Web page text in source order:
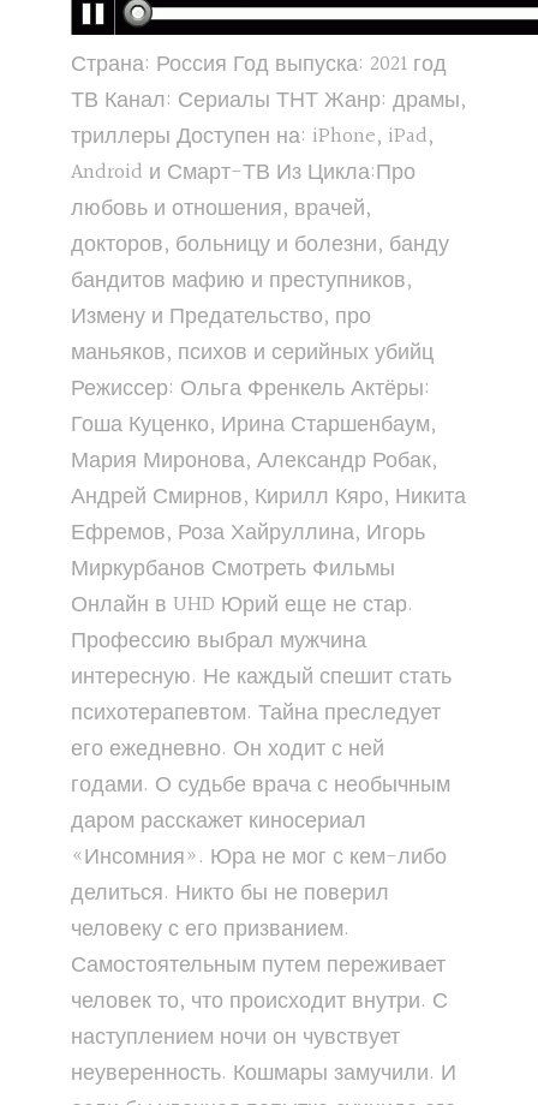
Страна: Россия Год выпуска: 2021 год
ТВ Канал: Сериалы ТНТ Жанр: драмы,
триллеры Доступен на: iPhone, iPad,
Android и Смарт-ТВ Из Цикла:Про
любовь и отношения, врачей,
докторов, больницу и болезни, банду
бандитов мафию и преступников,
Измену и Предательство, про
маньяков, психов и серийных убийц
Режиссер: Ольга Френкель Актёры:
Гоша Куценко, Ирина Старшенбаум,
Мария Миронова, Александр Робак,
Андрей Смирнов, Кирилл Кяро, Никита
Ефремов, Роза Хайруллина, Игорь
Миркурбанов Смотреть Фильмы
Онлайн в UHD Юрий еще не стар.
Профессию выбрал мужчина
интересную. Не каждый спешит стать
психотерапевтом. Тайна преследует
его ежедневно. Он ходит с ней
годами. О судьбе врача с необычным
даром расскажет киносериал
«Инсомния». Юра не мог с кем-либо
делиться. Никто бы не поверил
человеку с его призванием.
Самостоятельным путем переживает
человек то, что происходит внутри. С
наступлением ночи он чувствует
неуверенность. Кошмары замучили. И